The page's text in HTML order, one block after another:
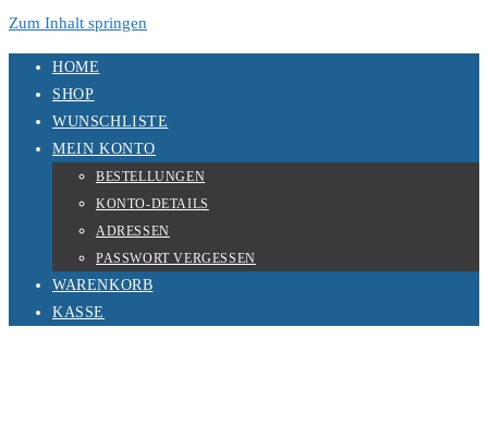
Zum Inhalt springen
HOME
SHOP
WUNSCHLISTE
MEIN KONTO
BESTELLUNGEN
KONTO-DETAILS
ADRESSEN
PASSWORT VERGESSEN
WARENKORB
KASSE